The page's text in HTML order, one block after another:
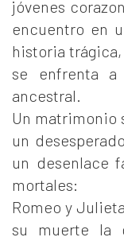
jóvenes
encuentro en
historia
se enfrenta
ancestral.
Un matrimonio
un
un desenlace
mortales:
Romeo y
su muerte la